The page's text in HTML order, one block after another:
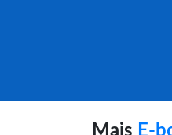
Mais E-